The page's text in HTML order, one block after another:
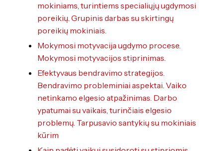
mokiniams, turintiems specialiųjų ugdymosi
poreikių. Grupinis darbas su skirtingų
poreikių mokiniais.
Mokymosi motyvacija ugdymo procese.
Mokymosi motyvacijos stiprinimas.
Efektyvaus bendravimo strategijos.
Bendravimo probleminiai aspektai. Vaiko
netinkamo elgesio atpažinimas. Darbo
ypatumai su vaikais, turinčiais elgesio
problemų. Tarpusavio santykių su mokiniais
kūrim